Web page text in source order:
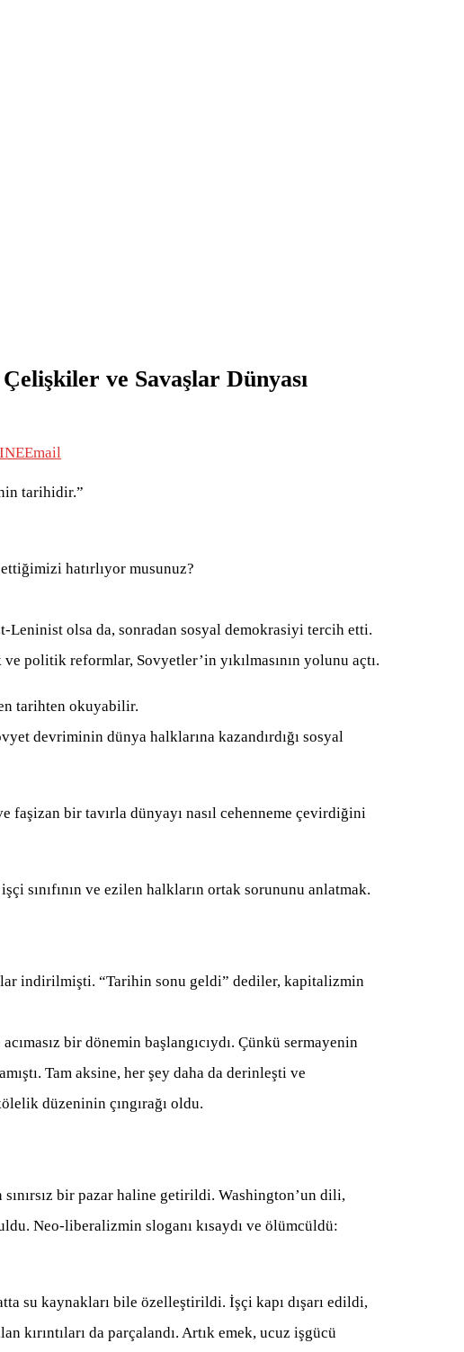
ve Savaşlar Dünyası
Email
tarihidir.”
hatırlıyor musunuz?
olsa da, sonradan sosyal demokrasiyi tercih etti.
politik reformlar, Sovyetler’in yıkılmasının yolunu açtı.
tarihten okuyabilir.
devriminin dünya halklarına kazandırdığı sosyal
faşizan bir tavırla dünyayı nasıl cehenneme çevirdiğini
sınıfının ve ezilen halkların ortak sorununu anlatmak.
indirilmişti. “Tarihin sonu geldi” dediler, kapitalizmin
bir dönemin başlangıcıydı. Çünkü sermayenin
Tam aksine, her şey daha da derinleşti ve
düzeninin çıngırağı oldu.
sınırsız bir pazar haline getirildi. Washington’un dili,
Neo-liberalizmin sloganı kısaydı ve ölümcüldü:
su kaynakları bile özelleştirildi. İşçi kapı dışarı edildi,
kırıntıları da parçalandı. Artık emek, ucuz işgücü